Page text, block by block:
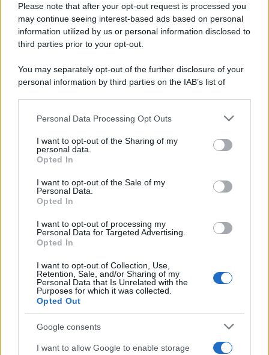
Please note that after your opt-out request is processed you
may continue seeing interest-based ads based on personal
information utilized by us or personal information disclosed to
third parties prior to your opt-out.
You may separately opt-out of the further disclosure of your
personal information by third parties on the IAB’s list of
This information may also be disclosed by us to third parties
disclose it to other third parties.
Please note that this website/app uses one or more Google
services and may gather and store information including but
not limited to your visit or usage behaviour. You may click to
grant or deny consent to Google and its third-party tags to
consent section.
Personal Data Processing Opt Outs
I want to opt-out of the Sharing of my
personal data.
Opted In
I want to opt-out of the Sale of my
Personal Data.
Opted In
I want to opt-out of processing my
Personal Data for Targeted Advertising.
Opted In
I want to opt-out of Collection, Use,
Retention, Sale, and/or Sharing of my
Personal Data that Is Unrelated with the
Purposes for which it was collected.
Opted Out
Google consents
I want to allow Google to enable storage